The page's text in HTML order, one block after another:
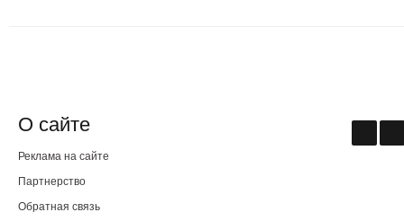
О сайте
Реклама на сайте
Партнерство
Обратная связь